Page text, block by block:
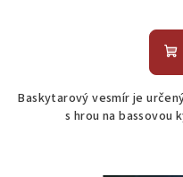
Baskytarový vesmír je
s hrou na bassovou